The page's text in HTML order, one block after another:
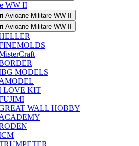
WW II
Avioane Militare WW II
Avioane Militare WW II
MODELS
AMODEL
LOVE KIT
WALL HOBBY
ACADEMY